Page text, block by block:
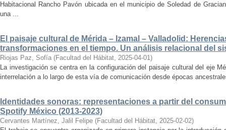
Habitacional Rancho Pavón ubicada en el municipio de Soledad de
una ...
El paisaje cultural de Mérida – Izamal – Valladolid:
transformaciones en el tiempo. Un análisis relacional del
Riojas Paz, Sofía (Facultad del Hábitat, 2025-04-01)
La investigación se centra en la configuración del paisaje cultural del eje
interrelación a lo largo de esta vía de comunicación desde épocas
Identidades sonoras: representaciones a partir del
Spotify México (2013-2023)
Cervantes Martínez, Jalil Felipe (Facultad del Hábitat, 2025-02-02)